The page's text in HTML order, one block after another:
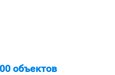
объектов